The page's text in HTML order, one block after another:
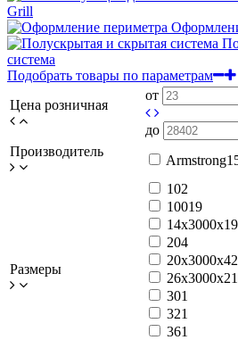
Grill
система
Подобрать товары по параметрам
Цена розничная
от
до
Производитель
Armstrong
Размеры
102
10019
14x3000x19
204
20x3000x42
26x3000x21
301
321
361